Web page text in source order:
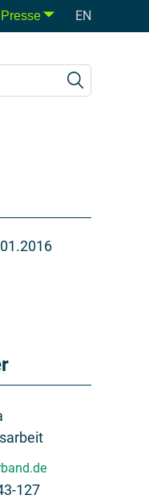
Presse EN
127